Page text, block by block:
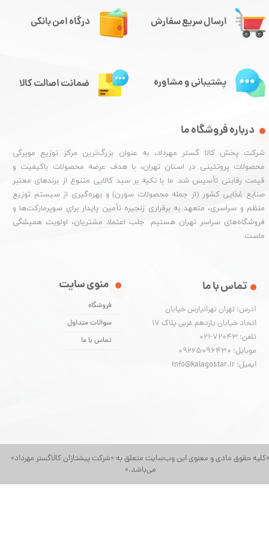
حقوق مادی و معنوی این وب‌سایت متعلق به «شرکت پیشتازان کالاگستر مهرداد»
می‌باشد.»
ارسال سریع سفارش
درباره فروشگاه ما
شرکت پخش کالا گستر مهرداد، به عنوان بزرگ‌ترین مرکز توزیع مویرگی
محصولات پروتئینی در استان تهران، با هدف عرضه محصولات باکیفیت و
قیمت رقابتی تأسیس شد. ما با تکیه بر سبد کالایی متنوع از برندهای معتبر
صنایع غذایی کشور (از جمله محصولات سورن) و بهره‌گیری از سیستم توزیع
منظم و سراسری، متعهد به برقراری زنجیره تأمین پایدار برای سوپرمارکت‌ها و
فروشگاه‌های سراسر تهران هستیم. جلب اعتماد مشتریان، اولویت همیشگی
ماست.
منوی سایت
فروشگاه
سوالات متداول
تماس با ما
تماس با ما
آدرس: تهران تهرانپارس خیابان
اتحاد خیابان یازدهم غربی پلاک ۱۷
تلفن: 72043-021
موبایل: 09225096430
ایمیل: info@kalagostar.ir
درگاه امن بانکی
پشتیبانی و مشاوره ضمانت اصالت کالا